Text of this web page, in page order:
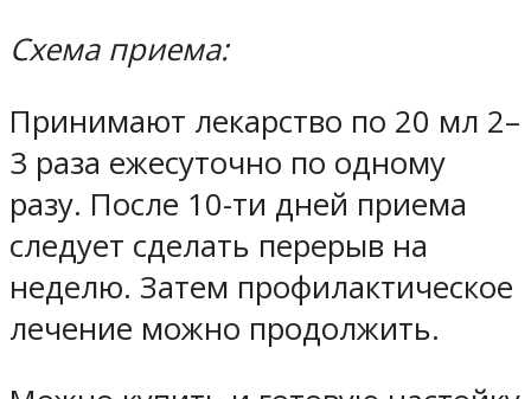
Схема приема:
Принимают лекарство по 20 мл 2–
3 раза ежесуточно по одному
разу. После 10-ти дней приема
следует сделать перерыв на
неделю. Затем профилактическое
лечение можно продолжить.